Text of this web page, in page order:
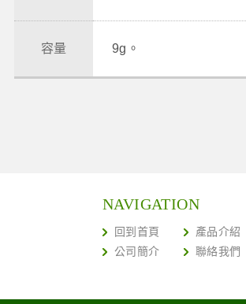
容量 9g。
NAVIGATION
回到首頁 產品介紹
公司簡介
聯絡我們